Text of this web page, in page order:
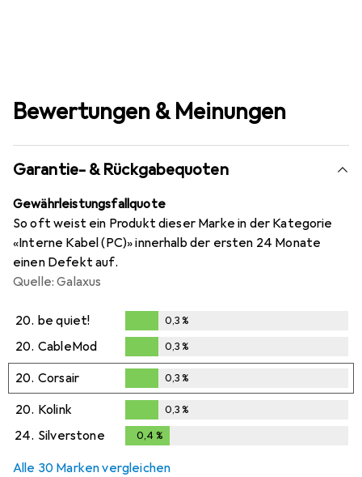
Bewertungen & Meinungen
Garantie- & Rückgabequoten
Gewährleistungsfallquote
So oft weist ein Produkt dieser Marke in der Kategorie
«Interne Kabel (PC)» innerhalb der ersten 24 Monate
einen Defekt auf.
Quelle: Galaxus
20. be quiet!
0,3%
0,3%
20. CableMod
0,3%
0,3%
20. Corsair
0,3%
0,3%
20. Kolink
0,3%
0,3%
24. Silverstone 0,4 %
Alle 30 Marken vergleichen